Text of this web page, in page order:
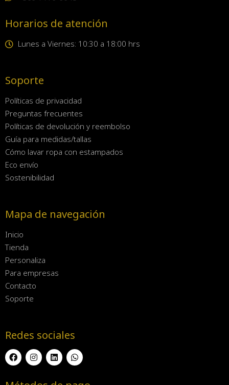
Horarios de atención
Lunes a Viernes: 10:30 a 18:00 hrs
Soporte
Políticas de privacidad
Preguntas frecuentes
Políticas de devolución y reembolso
Guía para medidas/tallas
Cómo lavar ropa con estampados
Eco envío
Sostenibilidad
Mapa de navegación
Inicio
Tienda
Personaliza
Para empresas
Contacto
Soporte
Redes sociales